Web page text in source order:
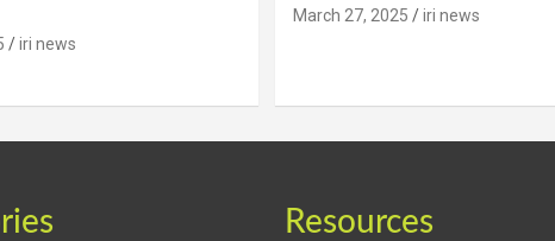
iri news
March 27, 2025 iri news
Resources